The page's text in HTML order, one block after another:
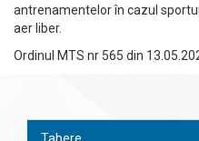
antrenamentelor în cazul
aer liber.
Ordinul MTS nr 565 din